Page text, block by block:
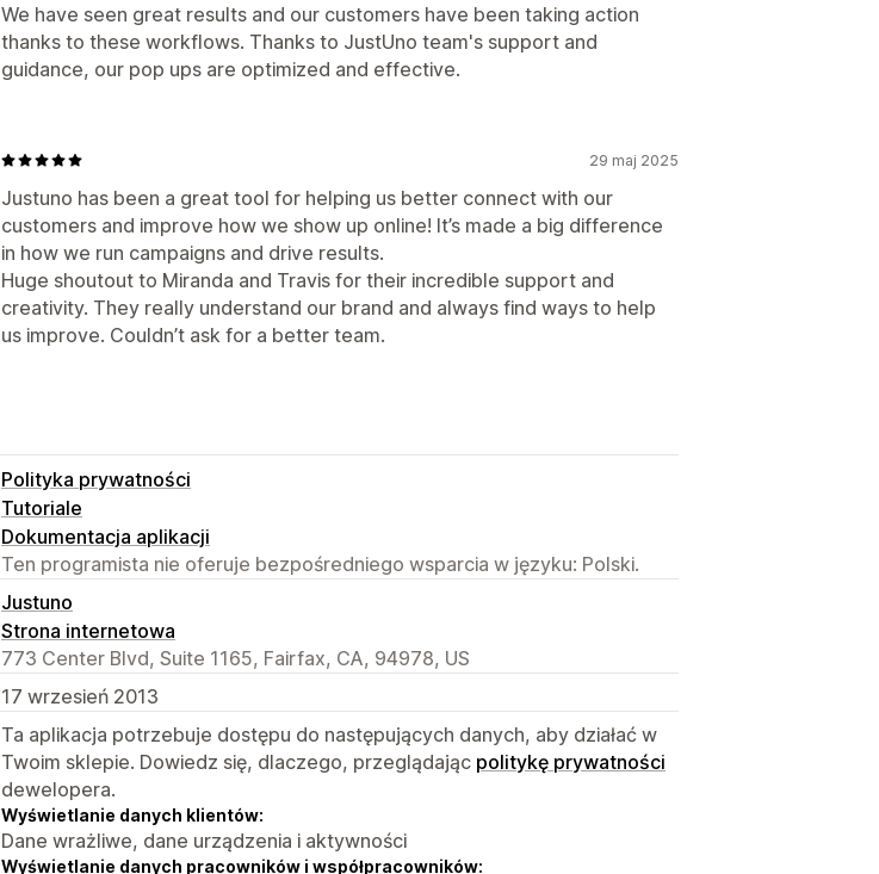
We have seen great results and our customers have been taking action
thanks to these workflows. Thanks to JustUno team's support and
guidance, our pop ups are optimized and effective.
29 maj 2025
Justuno has been a great tool for helping us better connect with our
customers and improve how we show up online! It’s made a big difference
in how we run campaigns and drive results.
Huge shoutout to Miranda and Travis for their incredible support and
creativity. They really understand our brand and always find ways to help
us improve. Couldn’t ask for a better team.
Polityka prywatności
Tutoriale
Dokumentacja aplikacji
Ten programista nie oferuje bezpośredniego wsparcia w języku: Polski.
Justuno
Strona internetowa
773 Center Blvd, Suite 1165, Fairfax, CA, 94978, US
17 wrzesień 2013
Ta aplikacja potrzebuje dostępu do następujących danych, aby działać w
Twoim sklepie. Dowiedz się, dlaczego, przeglądając politykę prywatności
dewelopera.
Wyświetlanie danych klientów:
Dane wrażliwe, dane urządzenia i aktywności
Wyświetlanie danych pracowników i współpracowników: